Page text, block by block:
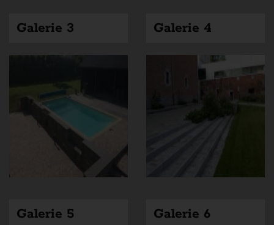
Galerie 3 Galerie 4
Galerie 5 Galerie 6